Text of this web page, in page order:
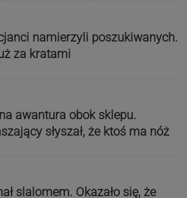
namierzyli poszukiwanych.
za kratami
awantura obok sklepu.
słyszał, że ktoś ma nóż
slalomem. Okazało się, że